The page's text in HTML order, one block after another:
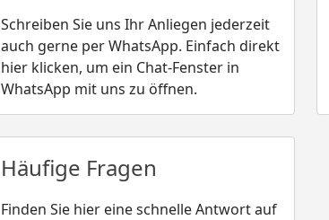
Schreiben Sie uns Ihr Anliegen jederzeit
auch gerne per WhatsApp. Einfach direkt
hier klicken, um ein Chat-Fenster in
WhatsApp mit uns zu öffnen.
Häufige Fragen
Finden Sie hier eine schnelle Antwort auf